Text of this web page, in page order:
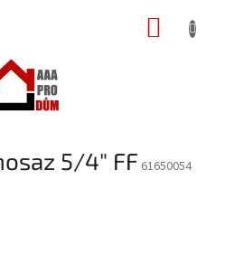
5/4" FF 61650054